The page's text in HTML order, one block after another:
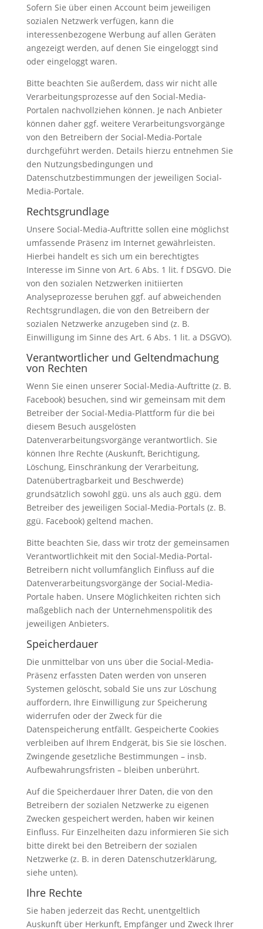
Sofern Sie über einen Account beim jeweiligen
sozialen Netzwerk verfügen, kann die
interessenbezogene Werbung auf allen Geräten
angezeigt werden, auf denen Sie eingeloggt sind
oder eingeloggt waren.
Bitte beachten Sie außerdem, dass wir nicht alle
Verarbeitungsprozesse auf den Social-Media-
Portalen nachvollziehen können. Je nach Anbieter
können daher ggf. weitere Verarbeitungsvorgänge
von den Betreibern der Social-Media-Portale
durchgeführt werden. Details hierzu entnehmen Sie
den Nutzungsbedingungen und
Datenschutzbestimmungen der jeweiligen Social-
Media-Portale.
Rechtsgrundlage
Unsere Social-Media-Auftritte sollen eine möglichst
umfassende Präsenz im Internet gewährleisten.
Hierbei handelt es sich um ein berechtigtes
Interesse im Sinne von Art. 6 Abs. 1 lit. f DSGVO. Die
von den sozialen Netzwerken initiierten
Analyseprozesse beruhen ggf. auf abweichenden
Rechtsgrundlagen, die von den Betreibern der
sozialen Netzwerke anzugeben sind (z. B.
Einwilligung im Sinne des Art. 6 Abs. 1 lit. a DSGVO).
Verantwortlicher und Geltendmachung
von Rechten
Wenn Sie einen unserer Social-Media-Auftritte (z. B.
Facebook) besuchen, sind wir gemeinsam mit dem
Betreiber der Social-Media-Plattform für die bei
diesem Besuch ausgelösten
Datenverarbeitungsvorgänge verantwortlich. Sie
können Ihre Rechte (Auskunft, Berichtigung,
Löschung, Einschränkung der Verarbeitung,
Datenübertragbarkeit und Beschwerde)
grundsätzlich sowohl ggü. uns als auch ggü. dem
Betreiber des jeweiligen Social-Media-Portals (z. B.
ggü. Facebook) geltend machen.
Bitte beachten Sie, dass wir trotz der gemeinsamen
Verantwortlichkeit mit den Social-Media-Portal-
Betreibern nicht vollumfänglich Einfluss auf die
Datenverarbeitungsvorgänge der Social-Media-
Portale haben. Unsere Möglichkeiten richten sich
maßgeblich nach der Unternehmenspolitik des
jeweiligen Anbieters.
Speicherdauer
Die unmittelbar von uns über die Social-Media-
Präsenz erfassten Daten werden von unseren
Systemen gelöscht, sobald Sie uns zur Löschung
auffordern, Ihre Einwilligung zur Speicherung
widerrufen oder der Zweck für die
Datenspeicherung entfällt. Gespeicherte Cookies
verbleiben auf Ihrem Endgerät, bis Sie sie löschen.
Zwingende gesetzliche Bestimmungen – insb.
Aufbewahrungsfristen – bleiben unberührt.
Auf die Speicherdauer Ihrer Daten, die von den
Betreibern der sozialen Netzwerke zu eigenen
Zwecken gespeichert werden, haben wir keinen
Einfluss. Für Einzelheiten dazu informieren Sie sich
bitte direkt bei den Betreibern der sozialen
Netzwerke (z. B. in deren Datenschutzerklärung,
siehe unten).
Ihre Rechte
Sie haben jederzeit das Recht, unentgeltlich
Auskunft über Herkunft, Empfänger und Zweck Ihrer